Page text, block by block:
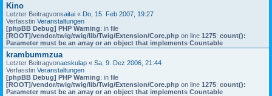
Kino
Letzter Beitragvonsaitai « Do, 15. Feb 2007, 19:27
Verfasstin Veranstaltungen
[phpBB Debug] PHP Warning: in file
[ROOT]/vendor/twig/twig/lib/Twig/Extension/Core.php on line 1275: count():
Parameter must be an array or an object that implements Countable
krambummzua
Letzter Beitragvonaeskulap « Sa, 9. Dez 2006, 21:44
Verfasstin Veranstaltungen
[phpBB Debug] PHP Warning: in file
[ROOT]/vendor/twig/twig/lib/Twig/Extension/Core.php on line 1275: count():
Parameter must be an array or an object that implements Countable